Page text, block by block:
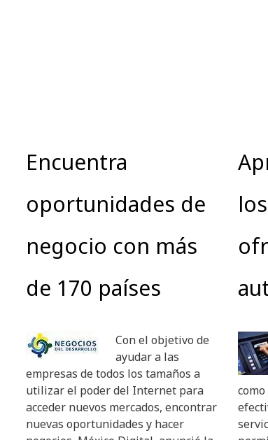
Encuentra
oportunidades de
negocio con más
de 170 países
Con el objetivo de
ayudar a las
empresas de todos los tamaños a
utilizar el poder del Internet para
acceder nuevos mercados, encontrar
nuevas oportunidades y hacer